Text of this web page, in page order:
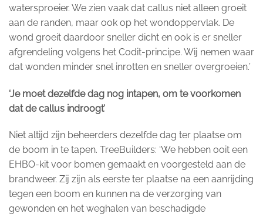
watersproeier. We zien vaak dat callus niet alleen groeit
aan de randen, maar ook op het wondoppervlak. De
wond groeit daardoor sneller dicht en ook is er sneller
afgrendeling volgens het Codit-principe. Wij nemen waar
dat wonden minder snel inrotten en sneller overgroeien.’
‘Je moet dezelfde dag nog intapen, om te voorkomen
dat de callus indroogt’
Niet altijd zijn beheerders dezelfde dag ter plaatse om
de boom in te tapen. TreeBuilders: ‘We hebben ooit een
EHBO-kit voor bomen gemaakt en voorgesteld aan de
brandweer. Zij zijn als eerste ter plaatse na een aanrijding
tegen een boom en kunnen na de verzorging van
gewonden en het weghalen van beschadigde